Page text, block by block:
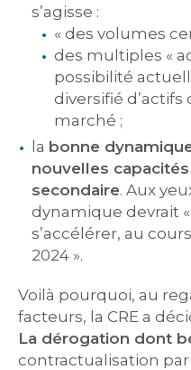
s’agisse :
« des volumes
des multiples «
possibilité
diversifié
marché ;
la bonne
nouvelles
secondaire. Aux
dynamique devrait
s’accélérer, au
2024 ».
Voilà pourquoi, au
facteurs, la CRE a
La dérogation dont
contractualisation par